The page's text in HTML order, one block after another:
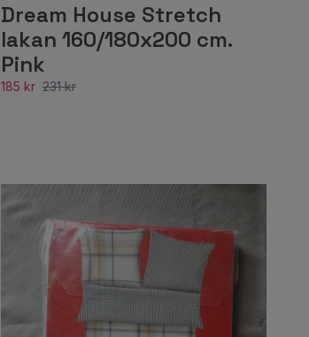
Dream House Stretch
lakan 160/180x200 cm.
Pink
185 kr 231 kr